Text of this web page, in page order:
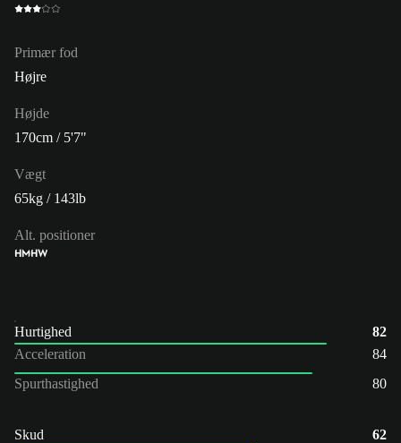
Primær fod
Højre
Højde
170cm / 5'7"
Vægt
65kg / 143lb
Alt. positioner
HMHW
Hurtighed
82
Acceleration
84
Spurthastighed
80
Skud
62